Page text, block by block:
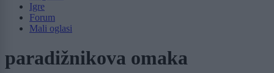
Igre
Forum
Mali oglasi
paradižnikova omaka